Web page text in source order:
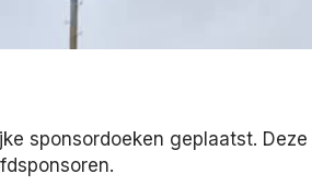
sponsordoeken geplaatst. Deze